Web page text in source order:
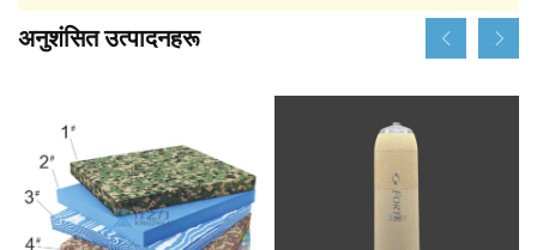
अनुशंसित उत्पादनहरू